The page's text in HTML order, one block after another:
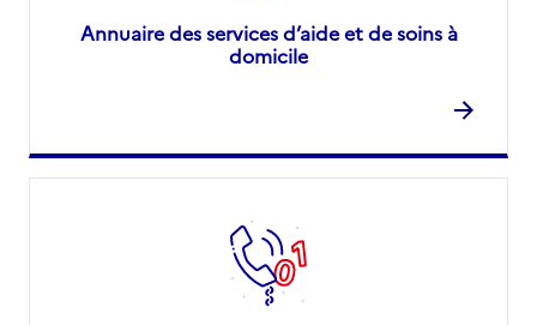
Annuaire des services d’aide et de soins à
domicile